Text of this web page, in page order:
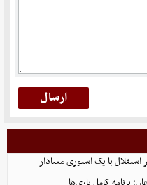
با یک استوری معنادار